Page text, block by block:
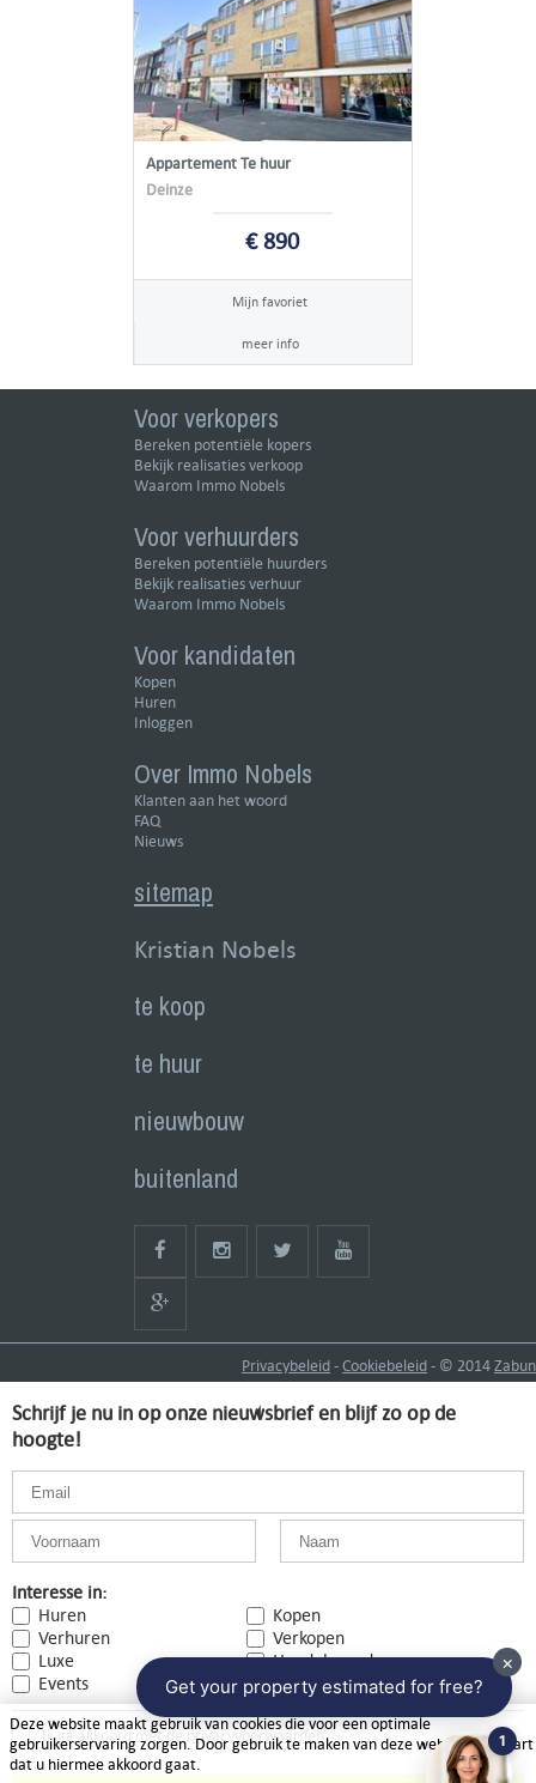
Appartement Te huur
Deinze
€ 890
Mijn favoriet
meer info
Voor verkopers
Bereken potentiële kopers
Bekijk realisaties verkoop
Waarom Immo Nobels
Voor verhuurders
Bereken potentiële huurders
Bekijk realisaties verhuur
Waarom Immo Nobels
Voor kandidaten
Kopen
Huren
Inloggen
Over Immo Nobels
Klanten aan het woord
FAQ
Nieuws
sitemap
Kristian Nobels
te koop
te huur
nieuwbouw
buitenland
Privacybeleid-Cookiebeleid- © 2014Zabun
Schrijf je nu in op onze nieuwsbrief en blijf zo op de
hoogte!
Interesse in:
Huren
Kopen
Verhuren
Verkopen
Luxe
Handelspanden
Events
Ik ga akkoord met deprivacyvoorwaarden
Deze website maakt gebruik van cookies die voor een optimale
gebruikerservaring zorgen. Door gebruik te maken van deze website
dat u hiermee akkoord gaat.